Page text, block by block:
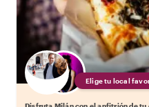
Elige tu local